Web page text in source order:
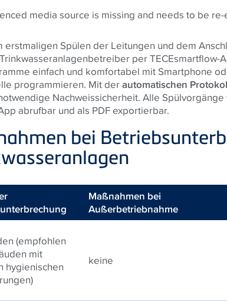
media source is missing and needs to be
erstmaligen Spülen der Leitungen und dem
perTECEsmartflow-
einfach und komfortabel mit Smartphone
programmieren. Mit derautomatischen
Nachweissicherheit. Alle
abrufbar und als PDF exportierbar.
bei
Maßnahmen bei
Außerbetriebnahme
(empfohlen
mit
hygienischen
keine